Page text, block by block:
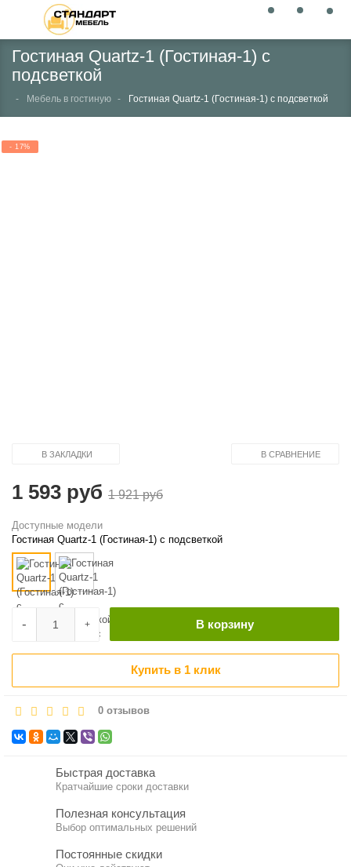
Гостиная Quartz-1 (Гостиная-1) с
подсветкой
Мебель в гостиную Гостиная Quartz-1 (Гостиная-1) с подсветкой
- 17%
В ЗАКЛАДКИ В СРАВНЕНИЕ
1 593 руб 1 921 руб
Доступные модели
Гостиная Quartz-1 (Гостиная-1) с подсветкой
+
- В корзину
Купить в 1 клик
0 отзывов
Быстрая доставка
Кратчайшие сроки доставки
Полезная консультация
Выбор оптимальных решений
Постоянные скидки